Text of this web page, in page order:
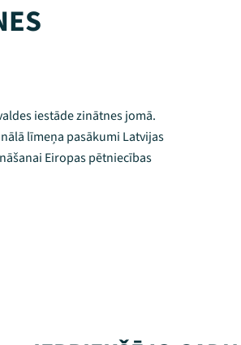
iestāde zinātnes jomā.
līmeņa pasākumi Latvijas
Eiropas pētniecības